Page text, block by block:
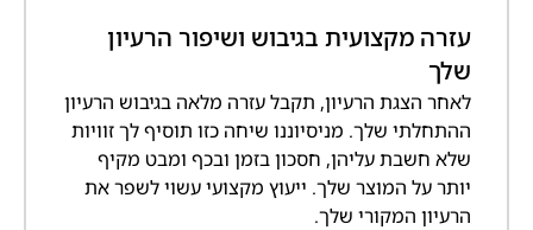
עזרה מקצועית בגיבוש ושיפור הרעיון
שלך
לאחר הצגת הרעיון, תקבל עזרה מלאה בגיבוש הרעיון
ההתחלתי שלך. מניסיוננו שיחה כזו תוסיף לך זוויות
שלא חשבת עליהן, חסכון בזמן ובכף ומבט מקיף
יותר על המוצר שלך. ייעוץ מקצועי עשוי לשפר את
הרעיון המקורי שלך.